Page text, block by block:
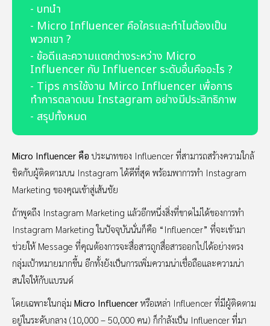
- บทนำ
- Micro Influencer คือใครและทำไมต้องเป็น
พวกเขา ?
- ข้อดีและความแตกต่างระหว่าง Micro
Influencer กับ Influencer ระดับอื่นคืออะไร ?
- Tips การใช้งาน Mirco Influencer เพื่อการ
ทำการตลาดบน Instagram อย่างมีประสิทธิภาพ
- สรุปทั้งหมด
Micro Influencer คือ ประเภทของ Influencer ที่สามารถสร้างความใกล้
ชิดกับผู้ติดตามบน Instagram ได้ดีที่สุด พร้อมพาการทำ Instagram
Marketing ของคุณเข้าสู่เส้นชัย
ถ้าพูดถึง Instagram Marketing แล้วอีกหนึ่งสิ่งที่ขาดไม่ได้ของการทำ
Instagram Marketing ในปัจจุบันนั่นก็คือ “Influencer” ที่จะเข้ามา
ช่วยให้ Message ที่คุณต้องการจะสื่อสารถูกสื่อสารออกไปได้อย่างตรง
กลุ่มเป้าหมายมากขึ้น อีกทั้งยังเป็นการเพิ่มความน่าเชื่อถือและความน่า
สนใจให้กับแบรนด์
โดยเฉพาะในกลุ่ม Micro Influencer หรือเหล่า Influencer ที่มีผู้ติดตาม
อยู่ในระดับกลาง (10,000 – 50,000 คน) ก็กำลังเป็น Influencer ที่มา